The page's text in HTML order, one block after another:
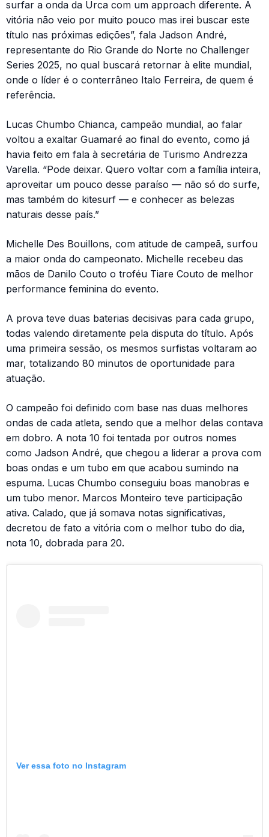
surfar a onda da Urca com um approach diferente. A
vitória não veio por muito pouco mas irei buscar este
título nas próximas edições”, fala Jadson André,
representante do Rio Grande do Norte no Challenger
Series 2025, no qual buscará retornar à elite mundial,
onde o líder é o conterrâneo Italo Ferreira, de quem é
referência.
Lucas Chumbo Chianca, campeão mundial, ao falar
voltou a exaltar Guamaré ao final do evento, como já
havia feito em fala à secretária de Turismo Andrezza
Varella. “Pode deixar. Quero voltar com a família inteira,
aproveitar um pouco desse paraíso — não só do surfe,
mas também do kitesurf — e conhecer as belezas
naturais desse país.”
Michelle Des Bouillons, com atitude de campeã, surfou
a maior onda do campeonato. Michelle recebeu das
mãos de Danilo Couto o troféu Tiare Couto de melhor
performance feminina do evento.
A prova teve duas baterias decisivas para cada grupo,
todas valendo diretamente pela disputa do título. Após
uma primeira sessão, os mesmos surfistas voltaram ao
mar, totalizando 80 minutos de oportunidade para
atuação.
O campeão foi definido com base nas duas melhores
ondas de cada atleta, sendo que a melhor delas contava
em dobro. A nota 10 foi tentada por outros nomes
como Jadson André, que chegou a liderar a prova com
boas ondas e um tubo em que acabou sumindo na
espuma. Lucas Chumbo conseguiu boas manobras e
um tubo menor. Marcos Monteiro teve participação
ativa. Calado, que já somava notas significativas,
decretou de fato a vitória com o melhor tubo do dia,
nota 10, dobrada para 20.
Ver essa foto no Instagram